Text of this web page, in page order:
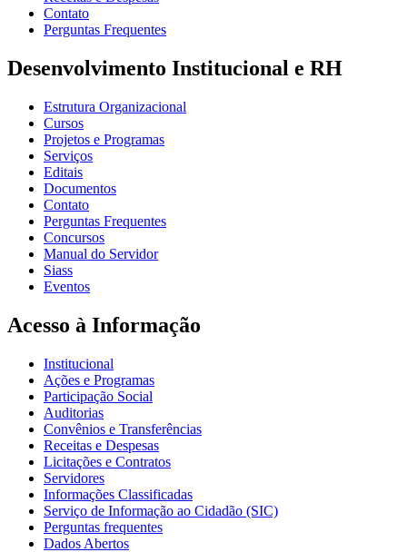
Contato
Perguntas Frequentes
Desenvolvimento Institucional e RH
Estrutura Organizacional
Cursos
Projetos e Programas
Serviços
Editais
Documentos
Contato
Perguntas Frequentes
Concursos
Manual do Servidor
Siass
Eventos
Acesso à Informação
Institucional
Ações e Programas
Participação Social
Auditorias
Convênios e Transferências
Receitas e Despesas
Licitações e Contratos
Servidores
Informações Classificadas
Serviço de Informação ao Cidadão (SIC)
Perguntas frequentes
Dados Abertos